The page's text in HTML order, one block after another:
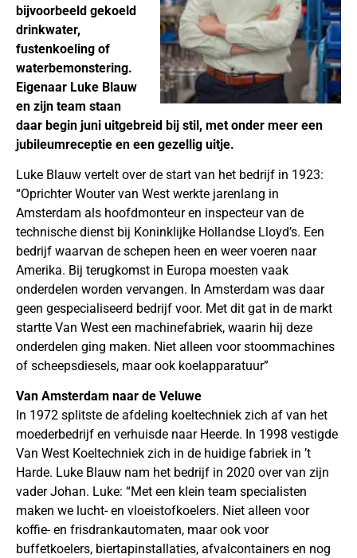
bijvoorbeeld gekoeld
drinkwater,
fustenkoeling of
waterbemonstering.
Eigenaar Luke Blauw
en zijn team staan
daar begin juni uitgebreid bij stil, met onder meer een
jubileumreceptie en een gezellig uitje.
Luke Blauw vertelt over de start van het bedrijf in 1923:
“Oprichter Wouter van West werkte jarenlang in
Amsterdam als hoofdmonteur en inspecteur van de
technische dienst bij Koninklijke Hollandse Lloyd’s. Een
bedrijf waarvan de schepen heen en weer voeren naar
Amerika. Bij terugkomst in Europa moesten vaak
onderdelen worden vervangen. In Amsterdam was daar
geen gespecialiseerd bedrijf voor. Met dit gat in de markt
startte Van West een machinefabriek, waarin hij deze
onderdelen ging maken. Niet alleen voor stoommachines
of scheepsdiesels, maar ook koelapparatuur”
Van Amsterdam naar de Veluwe
In 1972 splitste de afdeling koeltechniek zich af van het
moederbedrijf en verhuisde naar Heerde. In 1998 vestigde
Van West Koeltechniek zich in de huidige fabriek in ’t
Harde. Luke Blauw nam het bedrijf in 2020 over van zijn
vader Johan. Luke: “Met een klein team specialisten
maken we lucht- en vloeistofkoelers. Niet alleen voor
koffie- en frisdrankautomaten, maar ook voor
buffetkoelers, biertapinstallaties, afvalcontainers en nog